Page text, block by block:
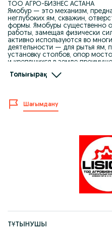
ТОО АГРО-БИЗНЕС АСТАНА
Ямобур — это механизм,
неглубоких ям, скважин,
формы. Ямобуры существенно
работы, замещая физически
активно используются во
деятельности — для рытья ям,
установку столбов, опор
и крепящихся в земле
трактора на трехточечной
позволяет регулировать
наклона. Кроме того, ямобур
сверлах, которые
Доставка по всему Казахстану!
Имеется рассрочка на 12
Толығырақ
Шағымдану
ТҰТЫНУШЫ